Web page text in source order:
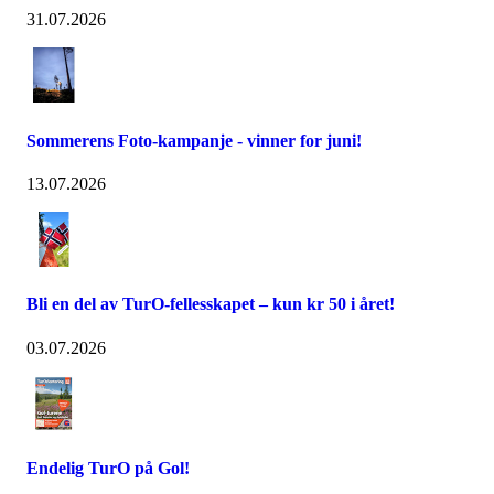
31.07.2026
Sommerens Foto-kampanje - vinner for juni!
13.07.2026
Bli en del av TurO-fellesskapet – kun kr 50 i året!
03.07.2026
Endelig TurO på Gol!